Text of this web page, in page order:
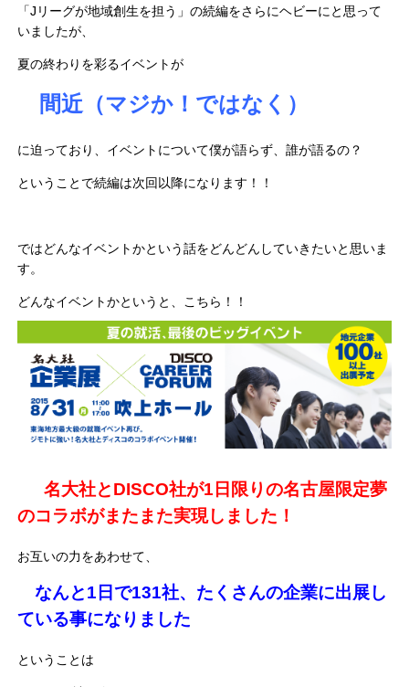
「Jリーグが地域創生を担う」の続編をさらにヘビーにと思って
いましたが、
夏の終わりを彩るイベントが
間近（マジか！ではなく）
に迫っており、イベントについて僕が語らず、誰が語るの？
ということで続編は次回以降になります！！
ではどんなイベントかという話をどんどんしていきたいと思いま
す。
どんなイベントかというと、こちら！！
名大社とDISCO社が1日限りの名古屋限定夢
のコラボがまたまた実現しました！
お互いの力をあわせて、
なんと1日で131社、たくさんの企業に出展し
ている事になりました
ということは